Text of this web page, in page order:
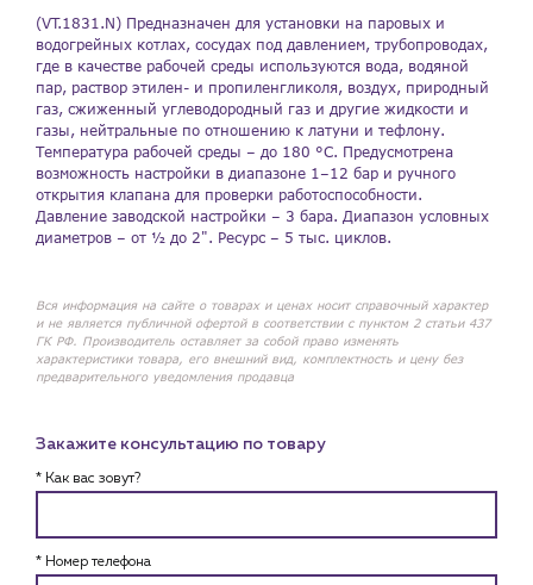
(VT.1831.N) Предназначен для установки на паровых и
водогрейных котлах, сосудах под давлением, трубопроводах,
где в качестве рабочей среды используются вода, водяной
пар, раствор этилен- и пропиленгликоля, воздух, природный
газ, сжиженный углеводородный газ и другие жидкости и
газы, нейтральные по отношению к латуни и тефлону.
Температура рабочей среды – до 180 °С. Предусмотрена
возможность настройки в диапазоне 1–12 бар и ручного
открытия клапана для проверки работоспособности.
Давление заводской настройки – 3 бара. Диапазон условных
диаметров – от ½ до 2". Ресурс – 5 тыс. циклов.
Вся информация на сайте о товарах и ценах носит справочный характер
и не является публичной офертой в соответствии с пунктом 2 статьи 437
ГК РФ. Производитель оставляет за собой право изменять
характеристики товара, его внешний вид, комплектность и цену без
предварительного уведомления продавца
Закажите консультацию по товару
* Как вас зовут?
* Номер телефона